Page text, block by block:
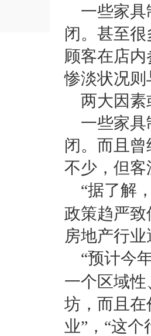
一些家
闭。甚至
顾客在店
惨淡状况
两大因素
一些家
闭。而且
不少，但
“据了解
政策趋严
房地产行
“预计今
一个区域
坊，而且
业”，“这